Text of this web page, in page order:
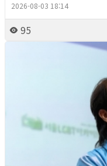
2026-08-03 18:14
95